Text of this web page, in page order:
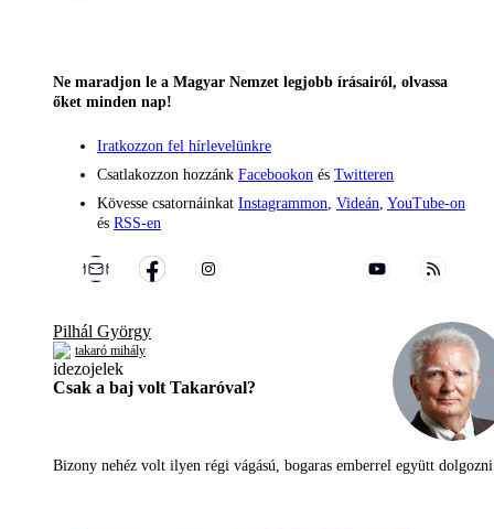
Ne maradjon le a Magyar Nemzet legjobb írásairól, olvassa
őket minden nap!
Iratkozzon fel hírlevelünkre
Csatlakozzon hozzánk Facebookon és Twitteren
Kövesse csatornáinkat Instagrammon Videán YouTube-on
és RSS-en
Pilhál György
takaró mihály
Csak a baj volt Takaróval?
Bizony nehéz volt ilyen régi vágású, bogaras emberrel együtt